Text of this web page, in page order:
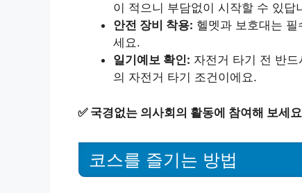
이 적으니 부담없이 시작할 수 있답
안전 장비 착용: 헬멧과 보호대는
세요.
일기예보 확인: 자전거 타기 전 반
의 자전거 타기 조건이에요.
✅ 국경없는 의사회의 활동에 참여해 보세
코스를 즐기는 방법